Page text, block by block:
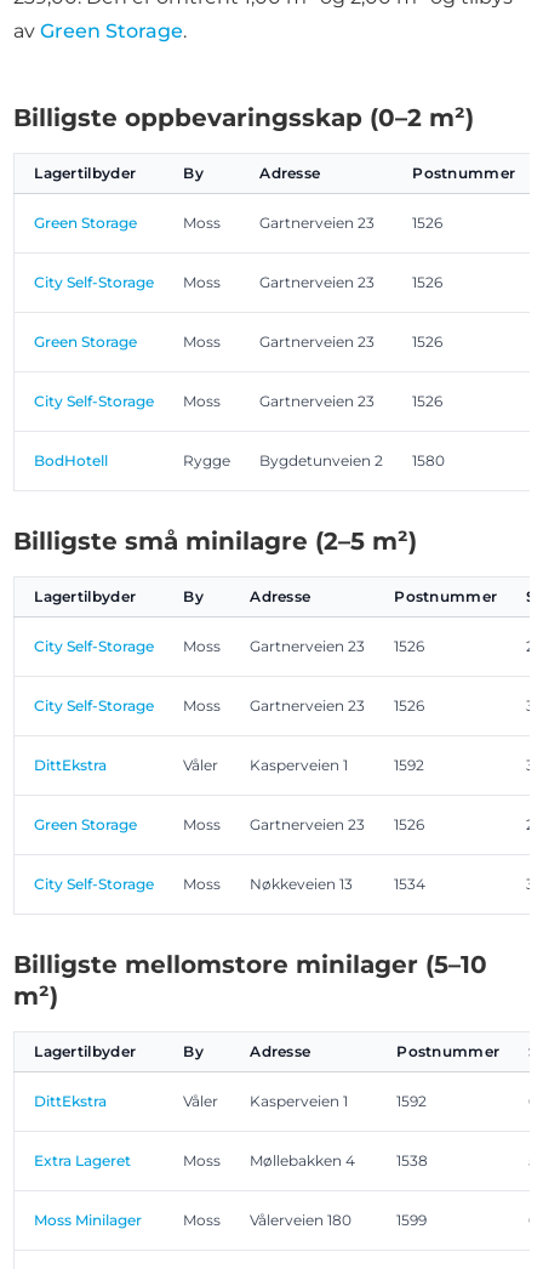
avGreen Storage.
Billigste oppbevaringsskap (0–2 m²)
Lagertilbyder By Adresse Postnummer
Green Storage Moss Gartnerveien 23 1526
City Self-Storage Moss Gartnerveien 23 1526
Green Storage Moss Gartnerveien 23 1526
City Self-Storage Moss Gartnerveien 23 1526
BodHotell Rygge Bygdetunveien 2 1580
Billigste små minilagre (2–5 m²)
Lagertilbyder By Adresse Postnummer
City Self-Storage Moss Gartnerveien 23 1526
City Self-Storage Moss Gartnerveien 23 1526
DittEkstra Våler Kasperveien 1 1592
Green Storage Moss Gartnerveien 23 1526
City Self-Storage Moss Nøkkeveien 13 1534
Billigste mellomstore minilager (5–10
m²)
Lagertilbyder By Adresse Postnummer
DittEkstra Våler Kasperveien 1 1592
Extra Lageret Moss Møllebakken 4 1538
Moss Minilager Moss Vålerveien 180 1599